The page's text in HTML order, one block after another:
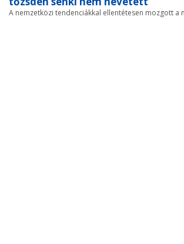
A nemzetközi tendenciákkal ellentétesen mozgott a